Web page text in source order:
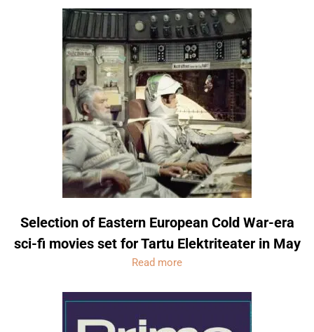
Selection of Eastern European Cold War-era
sci-fi movies set for Tartu Elektriteater in May
Read more